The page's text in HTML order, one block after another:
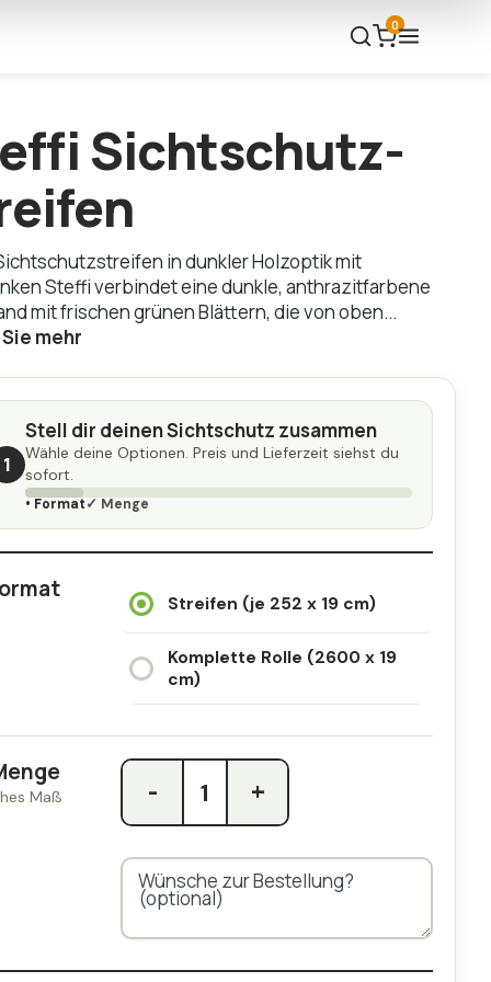
0
Sichtschutz­
in dunkler Holzoptik mit
Steffi verbindet eine dunkle, anthrazitfarbene
mit frischen grünen Blättern, die von oben...
mehr
1
Stell dir deinen Sichtschutz zusammen
Wähle deine Optionen. Preis und Lieferzeit siehst du
sofort.
• Format✓ Menge
Streifen (je 252 x 19 cm)
Komplette Rolle (2600 x 19
cm)
- +